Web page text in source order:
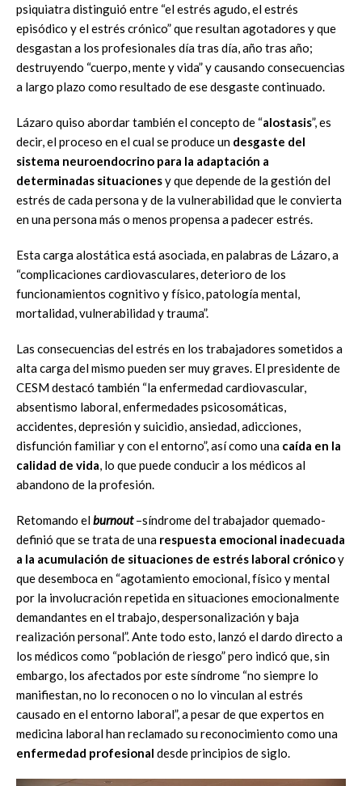
psiquiatra distinguió entre “el estrés agudo, el estrés
episódico y el estrés crónico” que resultan agotadores y que
desgastan a los profesionales día tras día, año tras año;
destruyendo “cuerpo, mente y vida” y causando consecuencias
a largo plazo como resultado de ese desgaste continuado.
Lázaro quiso abordar también el concepto de “alostasis”, es
decir, el proceso en el cual se produce un desgaste del
sistema neuroendocrino para la adaptación a
determinadas situacionesy que depende de la gestión del
estrés de cada persona y de la vulnerabilidad que le convierta
en una persona más o menos propensa a padecer estrés.
Esta carga alostática está asociada, en palabras de Lázaro, a
“complicaciones cardiovasculares, deterioro de los
funcionamientos cognitivo y físico, patología mental,
mortalidad, vulnerabilidad y trauma”.
Las consecuencias del estrés en los trabajadores sometidos a
alta carga del mismo pueden ser muy graves. El presidente de
CESM destacó también “la enfermedad cardiovascular,
absentismo laboral, enfermedades psicosomáticas,
accidentes, depresión y suicidio, ansiedad, adicciones,
disfunción familiar y con el entorno”, así como una caída en la
calidad de vida, lo que puede conducir a los médicos al
abandono de la profesión.
Retomando elburnout –síndrome del trabajador quemado-
definió que se trata de una respuesta emocional inadecuada
a la acumulación de situaciones de estrés laboral crónicoy
que desemboca en “agotamiento emocional, físico y mental
por la involucración repetida en situaciones emocionalmente
demandantes en el trabajo, despersonalización y baja
realización personal”. Ante todo esto, lanzó el dardo directo a
los médicos como “población de riesgo” pero indicó que, sin
embargo, los afectados por este síndrome “no siempre lo
manifiestan, no lo reconocen o no lo vinculan al estrés
causado en el entorno laboral”, a pesar de que expertos en
medicina laboral han reclamado su reconocimiento como una
enfermedad profesional desde principios de siglo.